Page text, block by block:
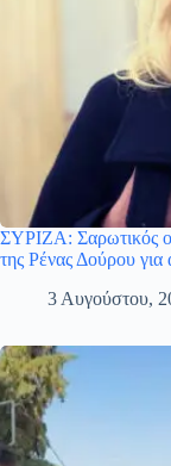
ΣΥΡΙΖΑ: Σαρωτικός
της Ρένας Δούρου για
3 Αυγούστου,